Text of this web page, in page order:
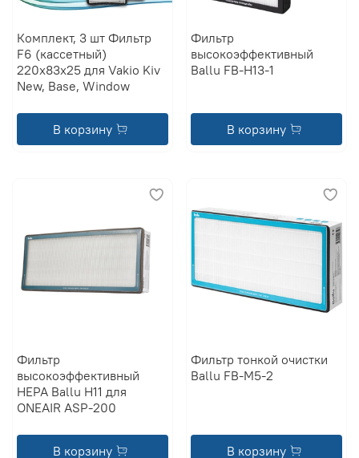
Комплект, 3 шт Фильтр
F6 (кассетный)
220х83х25 для Vakio Kiv
New, Base, Window
В корзину
Фильтр
высокоэффективный
Ballu FB-H13-1
В корзину
Фильтр
высокоэффективный
HEPA Ballu Н11 для
ONEAIR ASP-200
В корзину
Фильтр тонкой очистки
Ballu FB-M5-2
В корзину